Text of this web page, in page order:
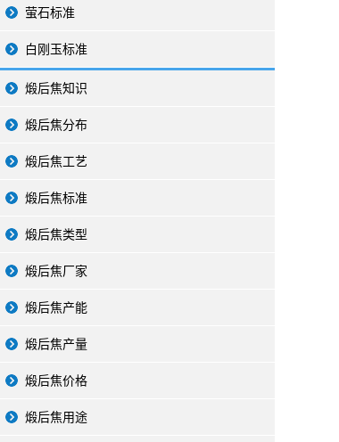
萤石标准
白刚玉标准
煅后焦知识
煅后焦分布
煅后焦工艺
煅后焦标准
煅后焦类型
煅后焦厂家
煅后焦产能
煅后焦产量
煅后焦价格
煅后焦用途